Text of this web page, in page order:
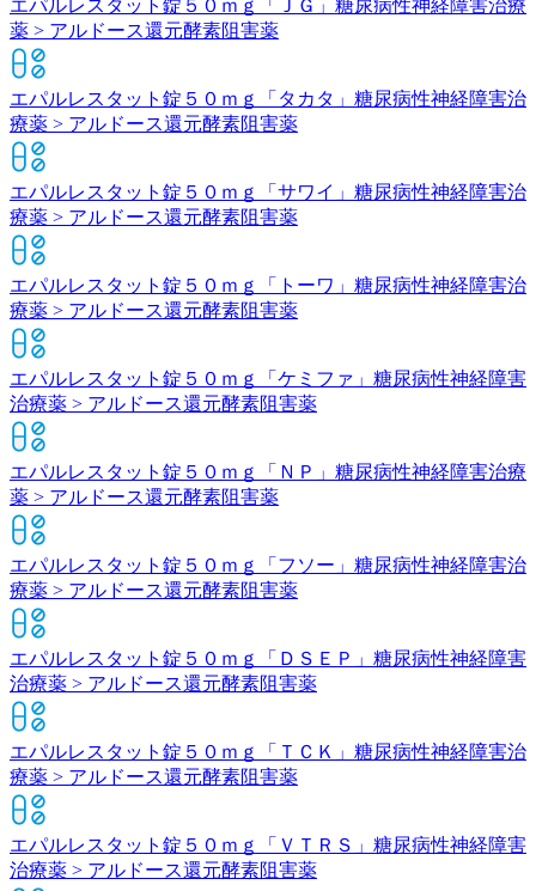
エパルレスタット錠５０ｍｇ「ＪＧ」 糖尿病性神経障害治療
薬 > アルドース還元酵素阻害薬
エパルレスタット錠５０ｍｇ「タカタ」 糖尿病性神経障害治
療薬 > アルドース還元酵素阻害薬
エパルレスタット錠５０ｍｇ「サワイ」 糖尿病性神経障害治
療薬 > アルドース還元酵素阻害薬
エパルレスタット錠５０ｍｇ「トーワ」 糖尿病性神経障害治
療薬 > アルドース還元酵素阻害薬
エパルレスタット錠５０ｍｇ「ケミファ」 糖尿病性神経障害
治療薬 > アルドース還元酵素阻害薬
エパルレスタット錠５０ｍｇ「ＮＰ」 糖尿病性神経障害治療
薬 > アルドース還元酵素阻害薬
エパルレスタット錠５０ｍｇ「フソー」 糖尿病性神経障害治
療薬 > アルドース還元酵素阻害薬
エパルレスタット錠５０ｍｇ「ＤＳＥＰ」 糖尿病性神経障害
治療薬 > アルドース還元酵素阻害薬
エパルレスタット錠５０ｍｇ「ＴＣＫ」 糖尿病性神経障害治
療薬 > アルドース還元酵素阻害薬
エパルレスタット錠５０ｍｇ「ＶＴＲＳ」 糖尿病性神経障害
治療薬 > アルドース還元酵素阻害薬